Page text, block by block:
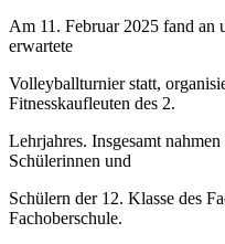
Am 11. Februar 2025 fand an
erwartete
Volleyballturnier statt,
Fitnesskaufleuten des 2.
Lehrjahres. Insgesamt
Schülerinnen und
Schülern der 12. Klasse des
Fachoberschule.